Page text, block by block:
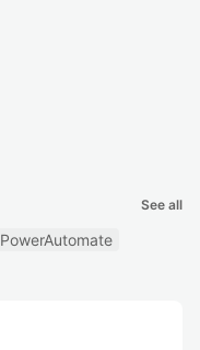
See all
PowerAutomate